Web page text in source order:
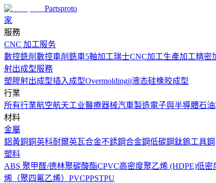
Partsproto
家
服務
CNC 加工服务
數控銑削 數控車削 銑車5軸加工瑞士CNC加工生產加工精密
射出成型服務
塑膠射出成型插入成型Overmoldingjj液态硅橡胶成型
行業
所有行業航空航天工业醫療器械汽車製造電子與半導體石
材料
金屬
鋁黃銅銅英科耐爾英瓦合金不銹鋼合金鋼低碳鋼鈦鎢工具鋼
塑料
ABS 聚甲醛/德林聚碳酸酯CPVC高密度聚乙烯 (HDPE)低密
烯（聚四氟乙烯） PVCPPSTPU